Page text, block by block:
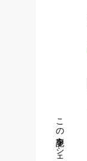
この記事をシェア